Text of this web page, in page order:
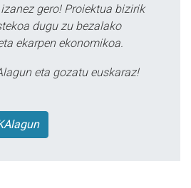
gero! Proiektua bizirik
dugu zu bezalako
ekarpen ekonomikoa.
eta gozatu euskaraz!